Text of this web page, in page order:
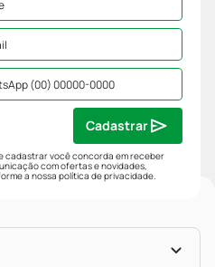
cadastrar você concorda em receber
com ofertas e novidades,
a nossapolítica de privacidade.
Cadastrar